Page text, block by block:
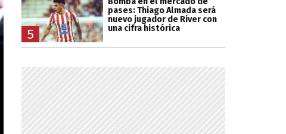
5
pases: Thiago Almada será
nuevo jugador de River con
una cifra histórica